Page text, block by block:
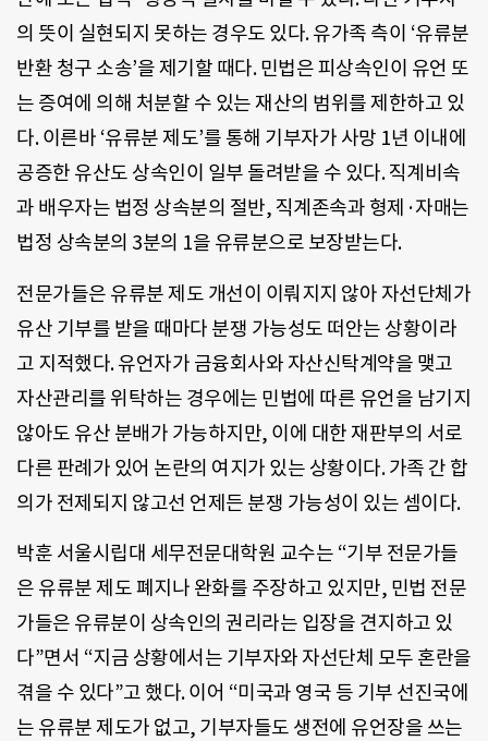
의 뜻이 실현되지 못하는 경우도 있다. 유가족 측이 ‘유류분
반환 청구 소송’을 제기할 때다. 민법은 피상속인이 유언 또
는 증여에 의해 처분할 수 있는 재산의 범위를 제한하고 있
다. 이른바 ‘유류분 제도’를 통해 기부자가 사망 1년 이내에
공증한 유산도 상속인이 일부 돌려받을 수 있다. 직계비속
과 배우자는 법정 상속분의 절반, 직계존속과 형제·자매는
법정 상속분의 3분의 1을 유류분으로 보장받는다.
전문가들은 유류분 제도 개선이 이뤄지지 않아 자선단체가
유산 기부를 받을 때마다 분쟁 가능성도 떠안는 상황이라
고 지적했다. 유언자가 금융회사와 자산신탁계약을 맺고
자산관리를 위탁하는 경우에는 민법에 따른 유언을 남기지
않아도 유산 분배가 가능하지만, 이에 대한 재판부의 서로
다른 판례가 있어 논란의 여지가 있는 상황이다. 가족 간 합
의가 전제되지 않고선 언제든 분쟁 가능성이 있는 셈이다.
박훈 서울시립대 세무전문대학원 교수는 “기부 전문가들
은 유류분 제도 폐지나 완화를 주장하고 있지만, 민법 전문
가들은 유류분이 상속인의 권리라는 입장을 견지하고 있
다”면서 “지금 상황에서는 기부자와 자선단체 모두 혼란을
겪을 수 있다”고 했다. 이어 “미국과 영국 등 기부 선진국에
는 유류분 제도가 없고, 기부자들도 생전에 유언장을 쓰는